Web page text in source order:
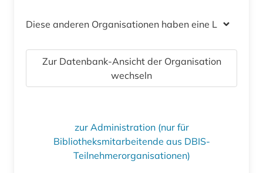
Diese anderen Organisationen haben eine Lizenz
Zur Datenbank-Ansicht der Organisation
wechseln
zur Administration (nur für
Bibliotheksmitarbeitende aus DBIS-
Teilnehmerorganisationen)